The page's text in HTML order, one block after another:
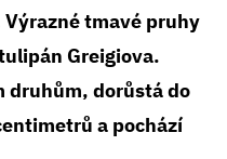
tmavé pruhy
Greigiova.
druhům, dorůstá do
a pochází